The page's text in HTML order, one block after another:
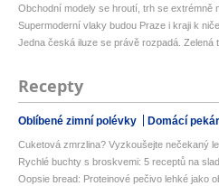
Obchodní modely se hroutí, trh se extrémně
Supermoderní vlaky budou Praze i kraji k
Jedna česká iluze se právě rozpadá. Zelená
Recepty
Oblíbené zimní polévky Domácí
Cuketová zmrzlina? Vyzkoušejte nečekaný
Rychlé buchty s broskvemi: 5 receptů na
Oopsie bread: Proteinové pečivo lehké jako